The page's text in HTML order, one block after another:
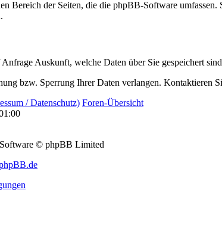
Bereich der Seiten, die die phpBB-Software
Auskunft, welche Daten über Sie gespeichert
bzw. Sperrung Ihrer Daten verlangen. Kontaktieren
/ Datenschutz) Foren-Übersicht
© phpBB Limited